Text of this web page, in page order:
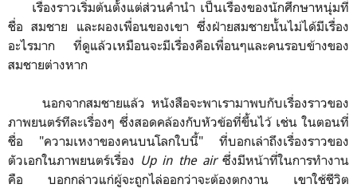
เรื่องราวเริ่มต้นตั้งแต่ส่วนคำนำ เป็นเรื่องของนักศึกษาหนุ่มที่
ชื่อ สมชาย และผองเพื่อนของเขา ซึ่งฝ่ายสมชายนั้นไม่ได้มีเรื่อง
อะไรมาก ที่ดูแล้วเหมือนจะมีเรื่องคือเพื่อนๆและคนรอบข้างของ
สมชายต่างหาก
นอกจากสมชายแล้ว หนังสือจะพาเรามาพบกับเรื่องราวของ
ภาพยนตร์ทีละเรื่องๆ ซึ่งสอดคล้องกับหัวข้อที่ขึ้นไว้ เช่น ในตอนที่
ชื่อ "ความเหงาของคนบนโลกใบนี้" ที่บอกเล่าถึงเรื่องราวของ
ตัวเอกในภาพยนตร์เรื่อง Up in the airซึ่งมีหน้าที่ในการทำงาน
คือ บอกกล่าวแก่ผู้จะถูกไล่ออกว่าจะต้องตกงาน เขาใช้ชีวิต